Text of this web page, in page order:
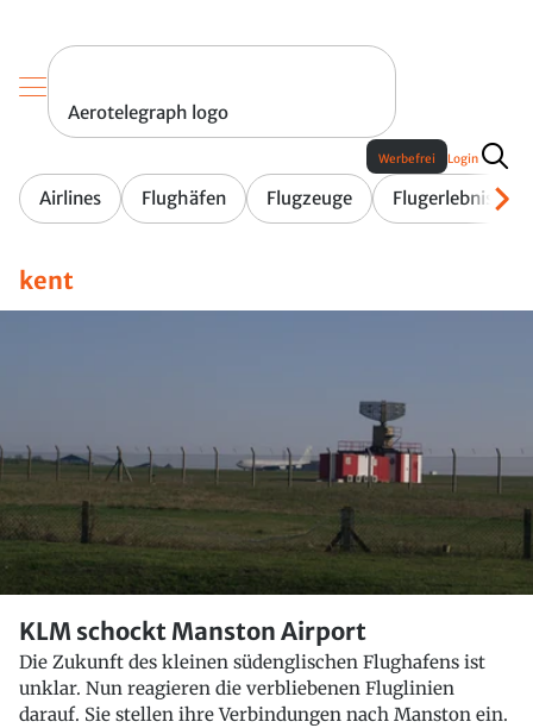
Aerotelegraph logo
Airlines Flughäfen Flugzeuge Flugerlebnis
Werbefrei Login
kent
KLM schockt Manston Airport
Die Zukunft des kleinen südenglischen Flughafens ist
unklar. Nun reagieren die verbliebenen Fluglinien
darauf. Sie stellen ihre Verbindungen nach Manston ein.